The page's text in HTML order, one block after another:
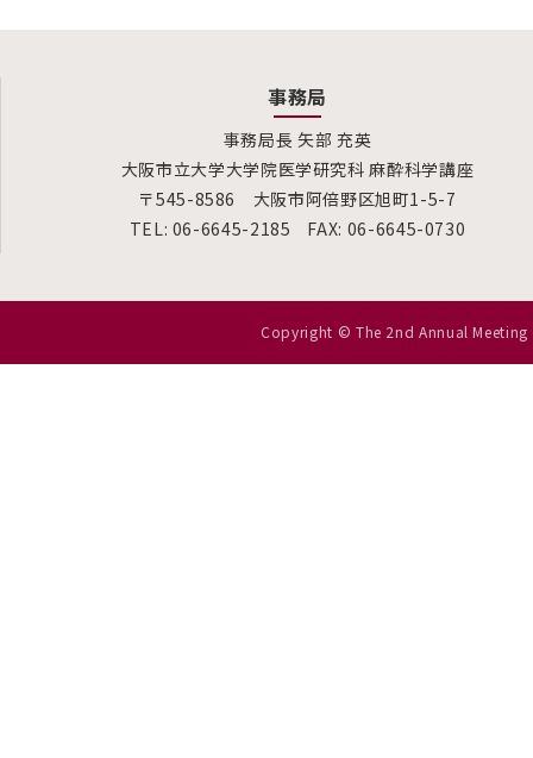
事務局
事務局長 矢部 充英
大阪市立大学大学院医学研究科 麻酔科学講座
〒545-8586 大阪市阿倍野区旭町1-5-7
TEL: 06-6645-2185
FAX: 06-6645-0730
Copyright © The 2nd Annual